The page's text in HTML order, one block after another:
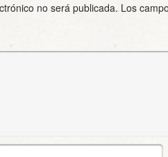
no será publicada. Los